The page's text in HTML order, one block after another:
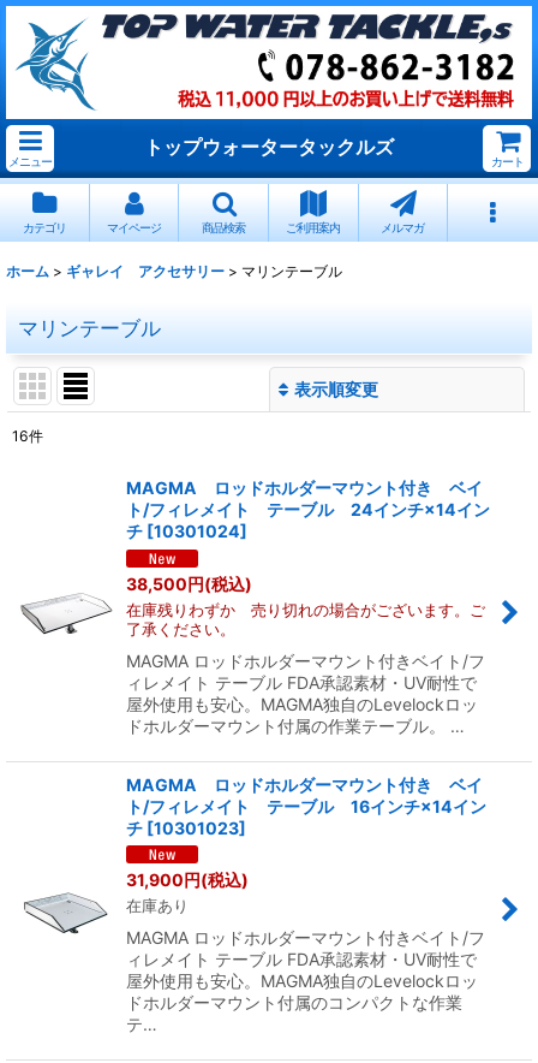
メニュー
トップウォータータックルズ
カート
カテゴリ マイページ 商品検索 ご利用案内 メルマガ
ホーム > ギャレイ アクセサリー > マリンテーブル
マリンテーブル
表示順変更
絞り込む
16件
MAGMA ロッドホルダーマウント付き ベイ
ト/フィレメイト テーブル 24インチ×14イン
チ [10301024]
38,500円(税込)
在庫残りわずか 売り切れの場合がございます。ご
了承ください。
MAGMA ロッドホルダーマウント付きベイト/フ
ィレメイト テーブル FDA承認素材・UV耐性で
屋外使用も安心。MAGMA独自のLevelockロッ
ドホルダーマウント付属の作業テーブル。 …
MAGMA ロッドホルダーマウント付き ベイ
ト/フィレメイト テーブル 16インチ×14イン
チ [10301023]
31,900円(税込)
在庫あり
MAGMA ロッドホルダーマウント付きベイト/フ
ィレメイト テーブル FDA承認素材・UV耐性で
屋外使用も安心。MAGMA独自のLevelockロッ
ドホルダーマウント付属のコンパクトな作業
テ…